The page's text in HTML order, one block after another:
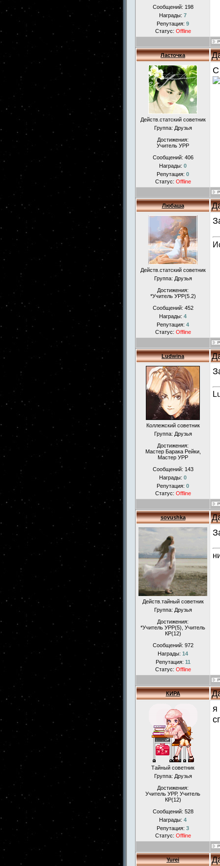
Сообщений: 198
Награды: 7
Репутация: 9
Статус: Offline
Ласточка
Действ.статский советник
Группа: Друзья
Достижения:
Учитель УРР
Сообщений: 406
Награды: 0
Репутация: 0
Статус: Offline
С
Любаша
Действ.статский советник
Группа: Друзья
Достижения:
*Учитель УРР(5.2)
Сообщений: 452
Награды: 4
Репутация: 4
Статус: Offline
Ludwina
Коллежский советник
Группа: Друзья
Достижения:
Мастер Барака Рейки,
Мастер УРР
Сообщений: 143
Награды: 0
Репутация: 0
Статус: Offline
sovushka
Действ.тайный советник
Группа: Друзья
Достижения:
*Учитель УРР(5), Учитель
КР(12)
Сообщений: 972
Награды: 14
Репутация: 11
Статус: Offline
КИРА
Тайный советник
Группа: Друзья
Достижения:
Учитель УРР, Учитель
КР(12)
Сообщений: 528
Награды: 4
Репутация: 3
Статус: Offline
я
Yurei